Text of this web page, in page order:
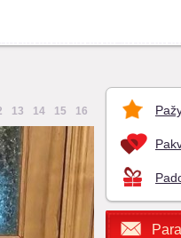
13 14 15 16